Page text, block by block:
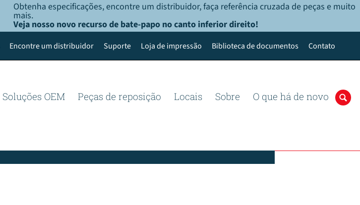
Obtenha especificações, encontre um distribuidor, faça referência cruzada de peças e muito
mais.
Veja nosso novo recurso de bate-papo no canto inferior direito!
Encontre um distribuidor Suporte Loja de impressão Biblioteca de documentos Contato
Soluções OEM Peças de reposição Locais Sobre O que há de novo